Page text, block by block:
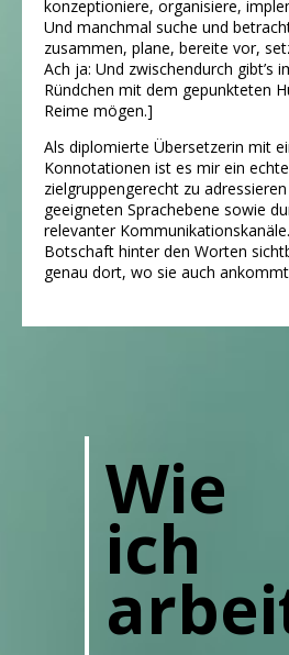
konzeptioniere, organisiere,
Und manchmal suche und
zusammen, plane, bereite vor,
Ach ja: Und zwischendurch gibt’s
Ründchen mit dem gepunkteten
Reime mögen.]
Als diplomierte Übersetzerin mit
Konnotationen ist es mir ein
zielgruppengerecht zu
geeigneten Sprachebene sowie
relevanter
Botschaft hinter den Worten
genau dort, wo sie auch
Wie
ich